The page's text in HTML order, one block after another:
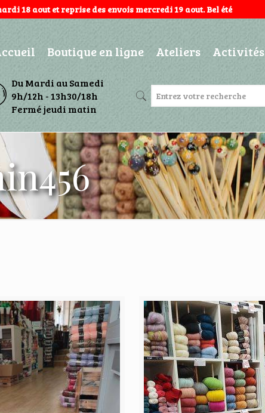
18 aout et reprise des envois mercredi 19 aout. Bel été
Boutique en ligne Ateliers Activités
Du Mardi au Samedi
9h/12h - 13h30/18h
Fermé jeudi matin